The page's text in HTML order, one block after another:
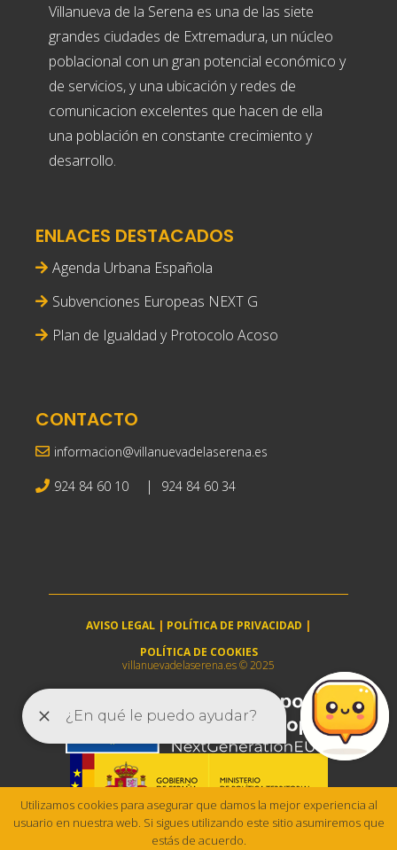
Villanueva de la Serena es una de las siete
grandes ciudades de Extremadura, un núcleo
poblacional con un gran potencial económico y
de servicios, y una ubicación y redes de
comunicacion excelentes que hacen de ella
una población en constante crecimiento y
desarrollo.
ENLACES DESTACADOS
Agenda Urbana Española
Subvenciones Europeas NEXT G
Plan de Igualdad y Protocolo Acoso
CONTACTO
informacion@villanuevadelaserena.es
924 84 60 10 | 924 84 60 34
AVISO LEGAL | POLÍTICA DE PRIVACIDAD |
POLÍTICA DE COOKIES
villanuevadelaserena.es © 2025
Utilizamos cookies para asegurar que damos la mejor experiencia al
usuario en nuestra web. Si sigues utilizando este sitio asumiremos que
estás de acuerdo.